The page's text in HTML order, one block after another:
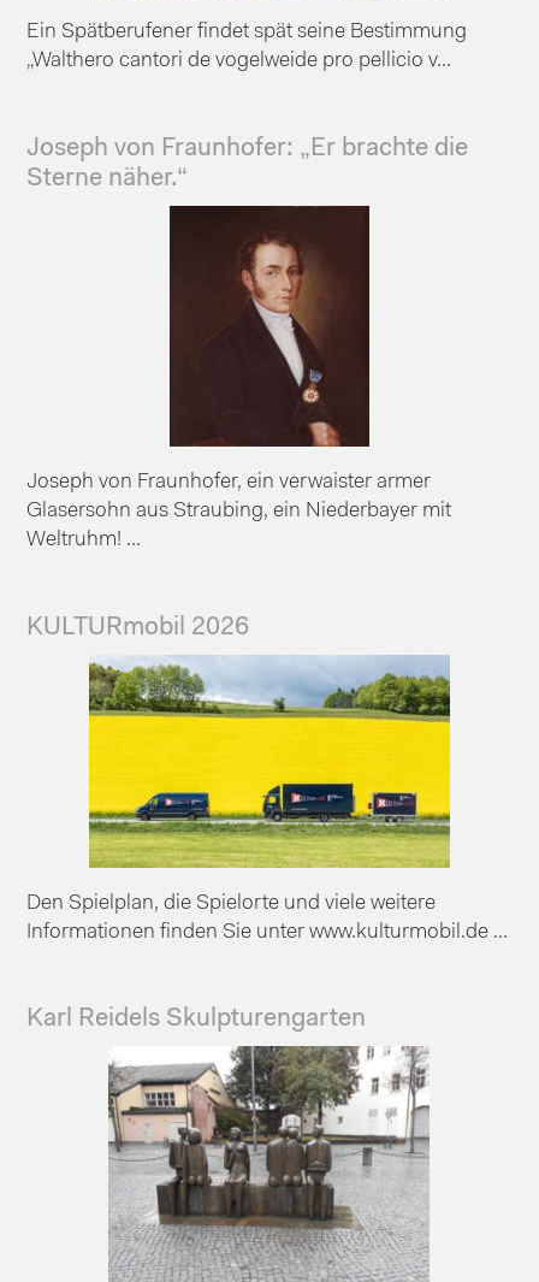
Ein Spätberufener findet spät seine Bestimmung
„Walthero cantori de vogelweide pro pellicio v...
Joseph von Fraunhofer: „Er brachte die
Sterne näher.“
Joseph von Fraunhofer, ein verwaister armer
Glasersohn aus Straubing, ein Niederbayer mit
Weltruhm! ...
KULTURmobil 2026
Den Spielplan, die Spielorte und viele weitere
Informationen finden Sie unter www.kulturmobil.de ...
Karl Reidels Skulpturengarten